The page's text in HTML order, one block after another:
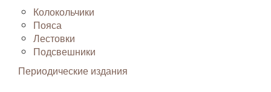
Колокольчики
Пояса
Лестовки
Подсвешники
Периодические издания